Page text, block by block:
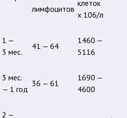
лимфоцитов
клеток
х 106/л
1 —
3 мес.
41 — 64
1460 —
5116
3 мес.
— 1 год
36 — 61
1690 —
4600
2 —